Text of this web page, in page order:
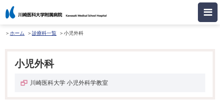
ホーム 診療科一覧 小児外科
小児外科
川崎医科大学 小児外科学教室